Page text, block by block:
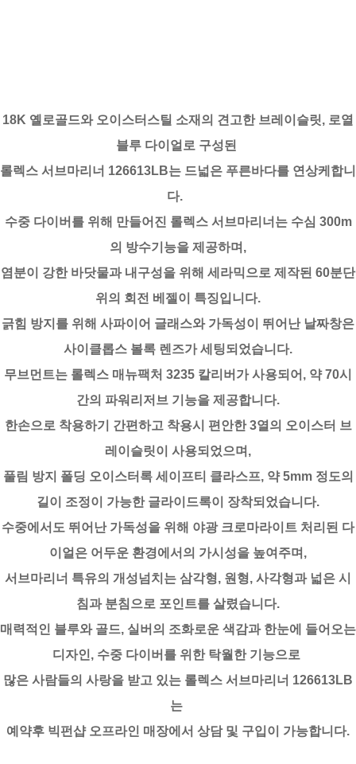
18K 옐로골드와 오이스터스틸 소재의 견고한 브레이슬릿, 로열
블루 다이얼로 구성된
롤렉스 서브마리너 126613LB는 드넓은 푸른바다를 연상케합니
다.
수중 다이버를 위해 만들어진 롤렉스 서브마리너는 수심 300m
의 방수기능을 제공하며,
염분이 강한 바닷물과 내구성을 위해 세라믹으로 제작된 60분단
위의 회전 베젤이 특징입니다.
긁힘 방지를 위해 사파이어 글래스와 가독성이 뛰어난 날짜창은
사이클롭스 볼록 렌즈가 세팅되었습니다.
무브먼트는 롤렉스 매뉴팩처 3235 칼리버가 사용되어, 약 70시
간의 파워리저브 기능을 제공합니다.
한손으로 착용하기 간편하고 착용시 편안한 3열의 오이스터 브
레이슬릿이 사용되었으며,
풀림 방지 폴딩 오이스터록 세이프티 클라스프, 약 5mm 정도의
길이 조정이 가능한 글라이드록이 장착되었습니다.
수중에서도 뛰어난 가독성을 위해 야광 크로마라이트 처리된 다
이얼은 어두운 환경에서의 가시성을 높여주며,
서브마리너 특유의 개성넘치는 삼각형, 원형, 사각형과 넓은 시
침과 분침으로 포인트를 살렸습니다.
매력적인 블루와 골드, 실버의 조화로운 색감과 한눈에 들어오는
디자인, 수중 다이버를 위한 탁월한 기능으로
많은 사람들의 사랑을 받고 있는 롤렉스 서브마리너 126613LB
는
예약후 빅펀샵 오프라인 매장에서 상담 및 구입이 가능합니다.